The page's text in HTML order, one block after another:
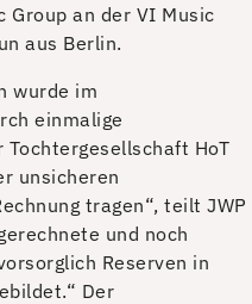
Group an der VI Music
aus Berlin.
wurde im
einmalige
HoT
unsicheren
tragen“, teilt JWP
und noch
Reserven in
Der